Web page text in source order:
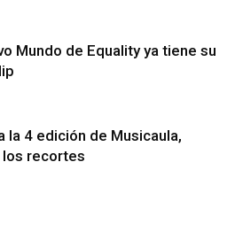
Mundo de Equality ya tiene su
la 4 edición de Musicaula,
los recortes